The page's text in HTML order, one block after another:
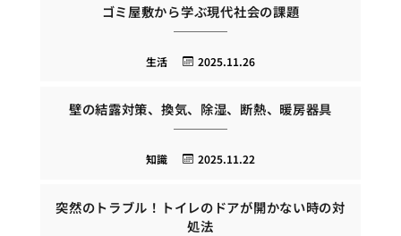
ゴミ屋敷から学ぶ現代社会の課題
2025.11.26
生活
壁の結露対策、換気、除湿、断熱、暖房器具
2025.11.22
知識
突然のトラブル！トイレのドアが開かない時の対
処法